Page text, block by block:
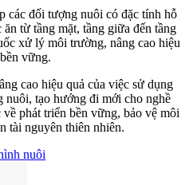
các đối tượng nuôi có đặc tính hỗ
từ tầng mặt, tầng giữa đến tầng
xử lý môi trường, nâng cao hiệu
vững.
cao hiệu quả của việc sử dụng
nuôi, tạo hướng đi mới cho nghề
phát triển bền vững, bảo vệ môi
tài nguyên thiên nhiên.
nuôi